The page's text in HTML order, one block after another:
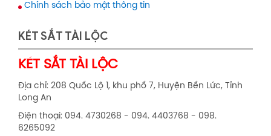
Chính sách bảo mật thông tin
KÉT SẮT TÀI LỘC
KÉT SẮT TÀI LỘC
Địa chỉ: 208 Quốc Lộ 1, khu phố 7, Huyện Bến Lức, Tỉnh
Long An
Điện thoại: 094. 4730268 - 094. 4403768 - 098.
6265092